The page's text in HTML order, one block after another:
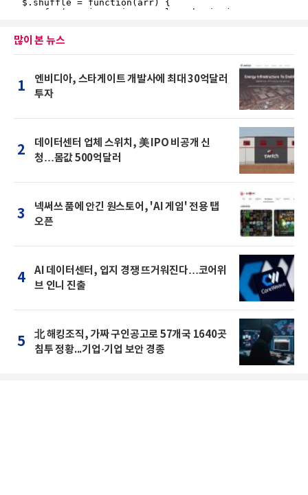
많이 본 뉴스
1
엔비디아, 스타게이트 개발사에 최대 30억달러
투자
2
데이터센터 업체 스위치, 美 IPO 비공개 신
청…몸값 500억달러
3
넥써쓰 품에 안긴 원스토어, 'AI 게임' 전용 탭
오픈
4
AI 데이터센터, 입지 경쟁 뜨거워진다…코어위
브 인니 진출
5
北 해킹조직, 가짜 구인공고로 57개국 1640곳
침투 정황...기업·기업 보안 경종